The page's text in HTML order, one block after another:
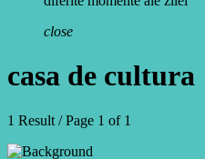
close
casa de cultura
1 Result / Page 1 of 1